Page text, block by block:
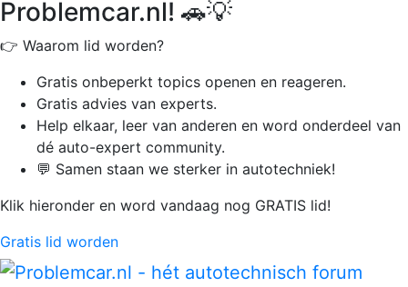
Problemcar.nl! 🚗💡
👉 Waarom lid worden?
Gratis onbeperkt topics openen en reageren.
Gratis advies van experts.
Help elkaar, leer van anderen en word onderdeel van
dé auto-expert community.
💬 Samen staan we sterker in autotechniek!
Klik hieronder en word vandaag nog GRATIS lid!
Gratis lid worden